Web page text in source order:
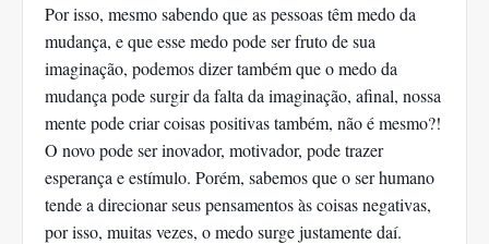
Por isso, mesmo sabendo que as pessoas têm medo da
mudança, e que esse medo pode ser fruto de sua
imaginação, podemos dizer também que o medo da
mudança pode surgir da falta da imaginação, afinal, nossa
mente pode criar coisas positivas também, não é mesmo?!
O novo pode ser inovador, motivador, pode trazer
esperança e estímulo. Porém, sabemos que o ser humano
tende a direcionar seus pensamentos às coisas negativas,
por isso, muitas vezes, o medo surge justamente daí.